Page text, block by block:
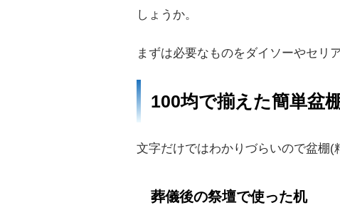
しょうか。
まずは必要なものをダイソーやセリ
100均で揃えた簡単盆
文字だけではわかりづらいので盆棚(
葬儀後の祭壇で使った机